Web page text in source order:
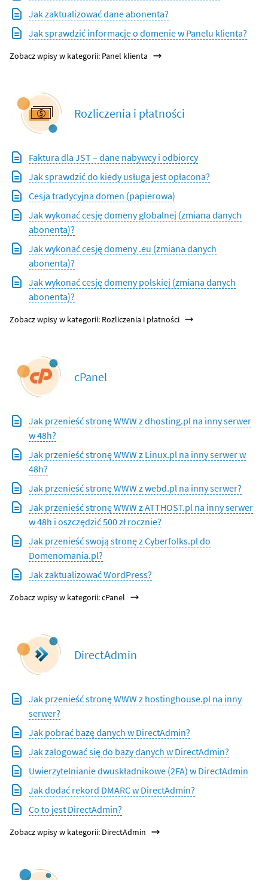
Jak zaktualizować dane abonenta?
Jak sprawdzić informacje o domenie w Panelu klienta?
Zobacz wpisy w kategorii: Panel klienta
Rozliczenia i płatności
Faktura dla JST – dane nabywcy i odbiorcy
Jak sprawdzić do kiedy usługa jest opłacona?
Cesja tradycyjna domen (papierowa)
Jak wykonać cesję domeny globalnej (zmiana danych
abonenta)?
Jak wykonać cesję domeny .eu (zmiana danych
abonenta)?
Jak wykonać cesję domeny polskiej (zmiana danych
abonenta)?
Zobacz wpisy w kategorii: Rozliczenia i płatności
cPanel
Jak przenieść stronę WWW z dhosting.pl na inny serwer
w 48h?
Jak przenieść stronę WWW z Linux.pl na inny serwer w
48h?
Jak przenieść stronę WWW z webd.pl na inny serwer?
Jak przenieść stronę WWW z ATTHOST.pl na inny serwer
w 48h i oszczędzić 500 zł rocznie?
Jak przenieść swoją stronę z Cyberfolks.pl do
Domenomania.pl?
Jak zaktualizować WordPress?
Zobacz wpisy w kategorii: cPanel
DirectAdmin
Jak przenieść stronę WWW z hostinghouse.pl na inny
serwer?
Jak pobrać bazę danych w DirectAdmin?
Jak zalogować się do bazy danych w DirectAdmin?
Uwierzytelnianie dwuskładnikowe (2FA) w DirectAdmin
Jak dodać rekord DMARC w DirectAdmin?
Co to jest DirectAdmin?
Zobacz wpisy w kategorii: DirectAdmin